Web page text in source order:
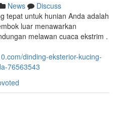
News
Discuss
tepat untuk hunian Anda adalah
luar menawarkan
melawan cuaca ekstrim .
dinding-eksterior-kucing-
76563543